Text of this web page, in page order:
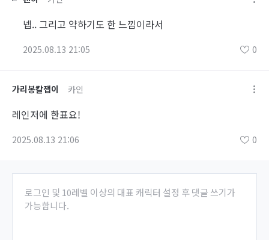
넵.. 그리고 약하기도 한 느낌이라서
2025.08.13 21:05 0
가리봉칼잽이 카인
레인저에 한표요!
2025.08.13 21:06 0
로그인 및 10레벨 이상의 대표 캐릭터 설정 후 댓글 쓰기가
가능합니다.